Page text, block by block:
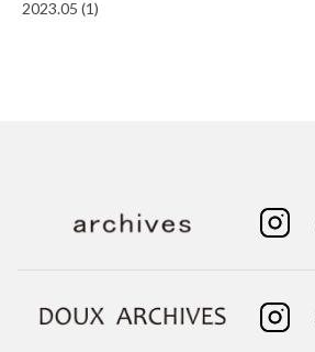
2023.05 (1)